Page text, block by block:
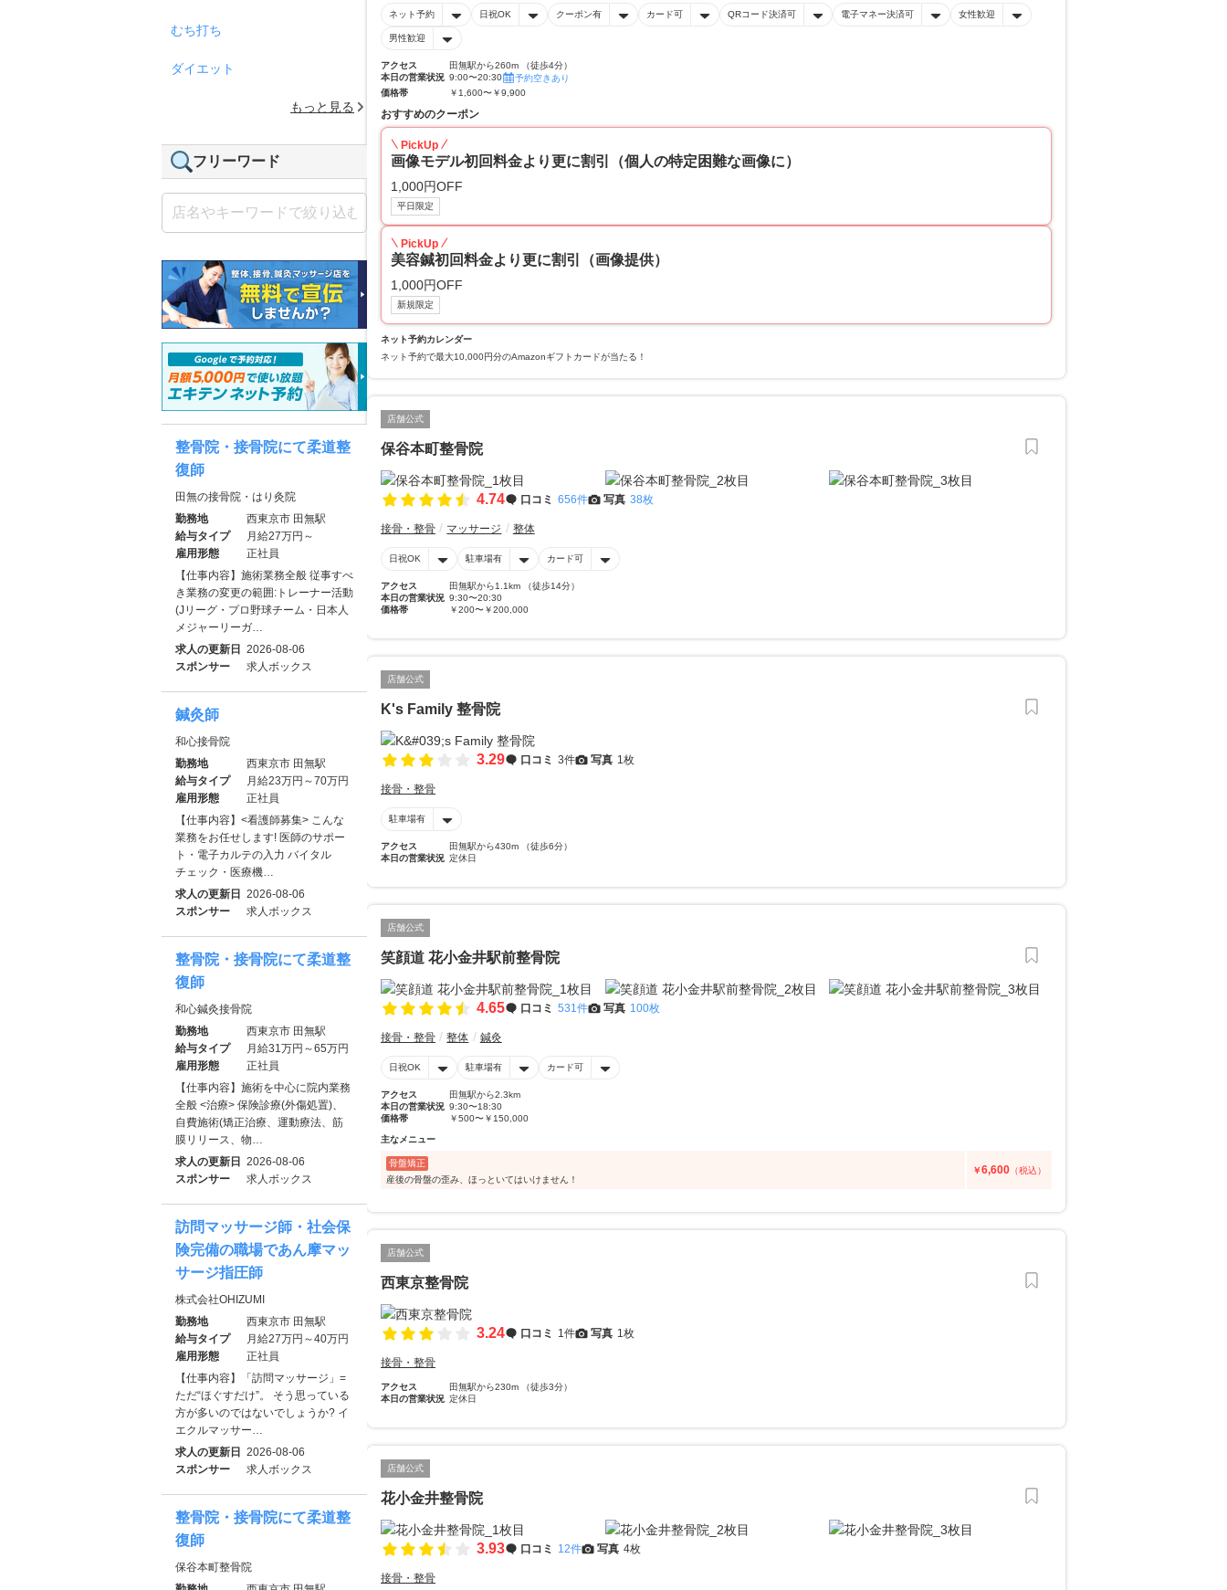
ネット予約 日祝OK クーポン有 カード可 QRコード決済可 電子マネー決済可 女性歓迎
男性歓迎
アクセス
田無駅から260m （徒歩4分）
本日の営業状況 9:00〜20:30
予約空きあり
価格帯
￥1,600〜￥9,900
おすすめのクーポン
PickUp
画像モデル初回料金より更に割引（個人の特定困難な画像に）
1,000円OFF
平日限定
PickUp
美容鍼初回料金より更に割引（画像提供）
1,000円OFF
新規限定
ネット予約カレンダー
ネット予約で最大10,000円分のAmazonギフトカードが当たる！
店舗公式
保谷本町整骨院
4.74 口コミ 656件 写真 38枚
接骨・整骨 マッサージ 整体
日祝OK 駐車場有 カード可
アクセス
田無駅から1.1km （徒歩14分）
本日の営業状況 9:30〜20:30
価格帯
￥200〜￥200,000
店舗公式
K's Family 整骨院
3.29 口コミ 3件 写真 1枚
接骨・整骨
駐車場有
アクセス
田無駅から430m （徒歩6分）
本日の営業状況 定休日
店舗公式
笑顔道 花小金井駅前整骨院
4.65 口コミ 531件 写真 100枚
接骨・整骨 整体 鍼灸
日祝OK 駐車場有 カード可
アクセス
田無駅から2.3km
本日の営業状況 9:30〜18:30
価格帯
￥500〜￥150,000
主なメニュー
骨盤矯正
産後の骨盤の歪み、ほっといてはいけません！
￥6,600 （税込）
店舗公式
西東京整骨院
3.24 口コミ 1件 写真 1枚
接骨・整骨
アクセス
田無駅から230m （徒歩3分）
本日の営業状況 定休日
店舗公式
花小金井整骨院
3.93 口コミ 12件 写真 4枚
接骨・整骨
むち打ち
ダイエット
もっと見る
フリーワード
整骨院・接骨院にて柔道整
復師
田無の接骨院・はり灸院
勤務地
西東京市 田無駅
給与タイプ
月給27万円～
雇用形態
正社員
【仕事内容】施術業務全般 従事すべ
き業務の変更の範囲:トレーナー活動
(Jリーグ・プロ野球チーム・日本人
メジャーリーガ…
求人の更新日 2026-08-06
スポンサー
求人ボックス
鍼灸師
和心接骨院
勤務地
西東京市 田無駅
給与タイプ
月給23万円～70万円
雇用形態
正社員
【仕事内容】<看護師募集> こんな
業務をお任せします! 医師のサポー
ト・電子カルテの入力 バイタル
チェック・医療機…
求人の更新日 2026-08-06
スポンサー
求人ボックス
整骨院・接骨院にて柔道整
復師
和心鍼灸接骨院
勤務地
西東京市 田無駅
給与タイプ
月給31万円～65万円
雇用形態
正社員
【仕事内容】施術を中心に院内業務
全般 <治療> 保険診療(外傷処置)、
自費施術(矯正治療、運動療法、筋
膜リリース、物…
求人の更新日 2026-08-06
スポンサー
求人ボックス
訪問マッサージ師・社会保
険完備の職場であん摩マッ
サージ指圧師
株式会社OHIZUMI
勤務地
西東京市 田無駅
給与タイプ
月給27万円～40万円
雇用形態
正社員
【仕事内容】「訪問マッサージ」=
ただ“ほぐすだけ”。 そう思っている
方が多いのではないでしょうか? イ
エクルマッサー…
求人の更新日 2026-08-06
スポンサー
求人ボックス
整骨院・接骨院にて柔道整
復師
保谷本町整骨院